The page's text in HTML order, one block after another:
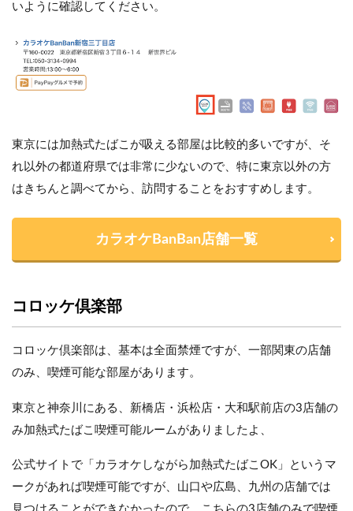
いように確認してください。
東京には加熱式たばこが吸える部屋は比較的多いですが、そ
れ以外の都道府県では非常に少ないので、特に東京以外の方
はきちんと調べてから、訪問することをおすすめします。
カラオケBanBan店舗一覧
コロッケ倶楽部
コロッケ倶楽部は、基本は全面禁煙ですが、一部関東の店舗
のみ、喫煙可能な部屋があります。
東京と神奈川にある、新橋店・浜松店・大和駅前店の3店舗の
み加熱式たばこ喫煙可能ルームがありましたよ、
公式サイトで「カラオケしながら加熱式たばこOK」というマ
ークがあれば喫煙可能ですが、山口や広島、九州の店舗では